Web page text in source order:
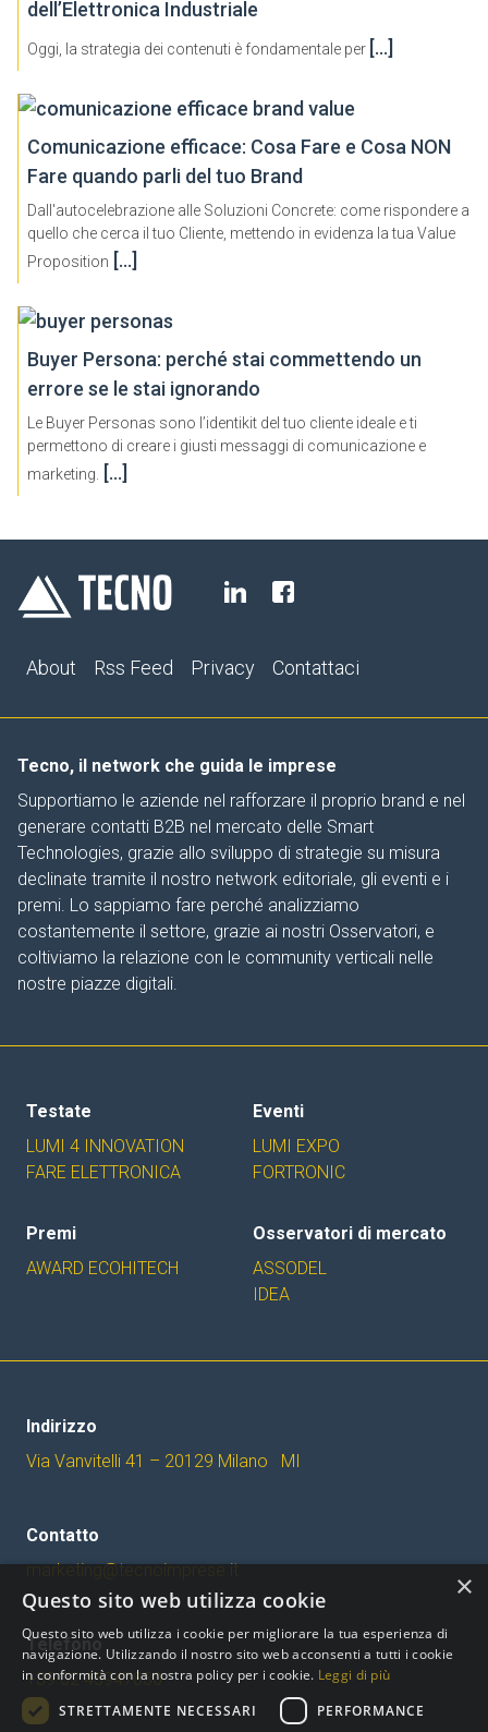
dell’Elettronica Industriale
Oggi, la strategia dei contenuti è fondamentale per […]
Comunicazione efficace: Cosa Fare e Cosa NON
Fare quando parli del tuo Brand
Dall'autocelebrazione alle Soluzioni Concrete: come rispondere a
quello che cerca il tuo Cliente, mettendo in evidenza la tua Value
Proposition […]
Buyer Persona: perché stai commettendo un
errore se le stai ignorando
Le Buyer Personas sono l’identikit del tuo cliente ideale e ti
permettono di creare i giusti messaggi di comunicazione e
marketing.
[…]
About Rss Feed Privacy Contattaci
Tecno, il network che guida le imprese
Supportiamo le aziende nel rafforzare il proprio brand e nel
generare contatti B2B nel mercato delle Smart
Technologies, grazie allo sviluppo di strategie su misura
declinate tramite il nostro network editoriale, gli eventi e i
premi. Lo sappiamo fare perché analizziamo
costantemente il settore, grazie ai nostri Osservatori, e
coltiviamo la relazione con le community verticali nelle
nostre piazze digitali.
Testate
LUMI 4 INNOVATION
FARE ELETTRONICA
Eventi
LUMI EXPO
FORTRONIC
Premi
AWARD ECOHITECH
Osservatori di mercato
ASSODEL
IDEA
Indirizzo
Via Vanvitelli 41 – 20129 Milano MI
Contatto
marketing@tecnoimprese.it
Telefono
+39 02 45947830
×
Questo sito web utilizza cookie
Questo sito web utilizza i cookie per migliorare la tua esperienza di
navigazione. Utilizzando il nostro sito web acconsenti a tutti i cookie
in conformità con la nostra policy per i cookie. Leggi di più
STRETTAMENTE NECESSARI
PERFORMANCE